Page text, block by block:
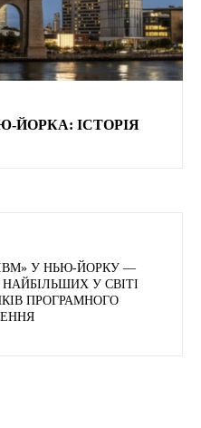
ЙОРКА: ІСТОРІЯ
У НЬЮ-ЙОРКУ —
У СВІТІ
ПРОГРАМНОГО